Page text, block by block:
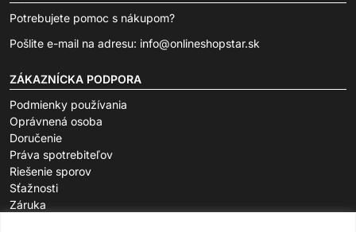
Potrebujete pomoc s nákupom?
Pošlite e-mail na adresu: info@onlineshopstar.sk
ZÁKAZNÍCKA PODPORA
Podmienky používania
Oprávnená osoba
Doručenie
Práva spotrebiteľov
Riešenie sporov
Sťažnosti
Záruka